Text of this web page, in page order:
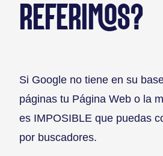
REFERIMOS?
Si Google no tiene en su
páginas tu Página Web o la
es IMPOSIBLE que puedas
por buscadores.